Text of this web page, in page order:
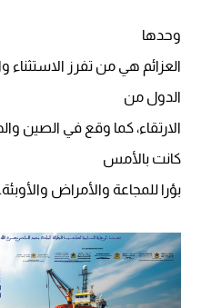
وحدها
العزائم هي من تفرز الاستثناء
الدول من
الارتقاء، كما وقع في الصين
كانت بالأمس
بؤرا للمجاعة والأمراض والأوبئة.